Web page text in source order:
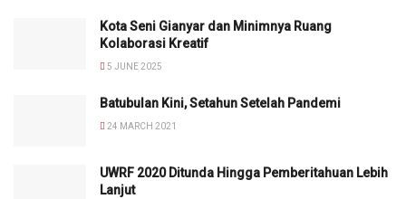
Kota Seni Gianyar dan Minimnya Ruang
Kolaborasi Kreatif
5 JUNE 2025
Batubulan Kini, Setahun Setelah Pandemi
24 MARCH 2021
UWRF 2020 Ditunda Hingga Pemberitahuan Lebih
Lanjut